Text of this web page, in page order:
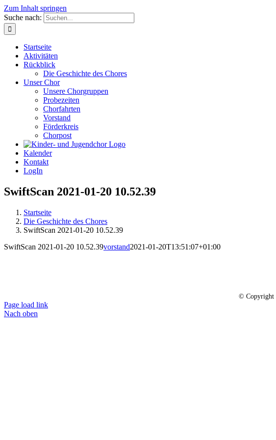
Zum Inhalt springen
Suche nach:
Startseite
Aktivitäten
Rückblick
Die Geschichte des Chores
Unser Chor
Unsere Chorgruppen
Probezeiten
Chorfahrten
Vorstand
Förderkreis
Chorpost
Kalender
Kontakt
LogIn
SwiftScan 2021-01-20 10.52.39
Startseite
Die Geschichte des Chores
SwiftScan 2021-01-20 10.52.39
SwiftScan 2021-01-20 10.52.39vorstand2021-01-20T13:51:07+01:00
© Copyright
Page load link
Nach oben